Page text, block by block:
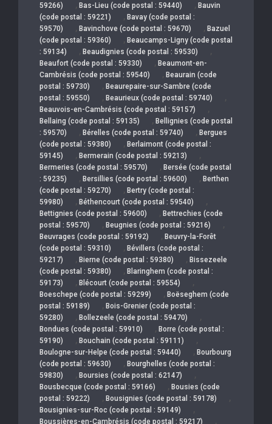
59266)
, Bas-Lieu (code postal : 59440) , Bauvin
(code postal : 59221)
, Bavay (code postal :
59570)
, Bavinchove (code postal : 59670) , Bazuel
(code postal : 59360)
, Beaucamps-Ligny (code postal
: 59134)
, Beaudignies (code postal : 59530) ,
Beaufort (code postal : 59330) , Beaumont-en-
Cambrésis (code postal : 59540)
, Beaurain (code
postal : 59730)
, Beaurepaire-sur-Sambre (code
postal : 59550)
, Beaurieux (code postal : 59740) ,
Beauvois-en-Cambrésis (code postal : 59157) ,
Bellaing (code postal : 59135) , Bellignies (code postal
: 59570)
, Bérelles (code postal : 59740) , Bergues
(code postal : 59380)
, Berlaimont (code postal :
59145)
, Bermerain (code postal : 59213) ,
Bermeries (code postal : 59570) , Bersée (code postal
: 59235)
, Bersillies (code postal : 59600) , Berthen
(code postal : 59270)
, Bertry (code postal :
59980)
, Béthencourt (code postal : 59540) ,
Bettignies (code postal : 59600) , Bettrechies (code
postal : 59570)
, Beugnies (code postal : 59216) ,
Beuvrages (code postal : 59192) , Beuvry-la-Forêt
(code postal : 59310)
, Bévillers (code postal :
59217)
, Bierne (code postal : 59380) , Bissezeele
(code postal : 59380)
, Blaringhem (code postal :
59173)
, Blécourt (code postal : 59554) ,
Boeschepe (code postal : 59299) , Boëseghem (code
postal : 59189)
, Bois-Grenier (code postal :
59280)
, Bollezeele (code postal : 59470) ,
Bondues (code postal : 59910) , Borre (code postal :
59190)
, Bouchain (code postal : 59111) ,
Boulogne-sur-Helpe (code postal : 59440) , Bourbourg
(code postal : 59630)
, Bourghelles (code postal :
59830)
, Boursies (code postal : 62147) ,
Bousbecque (code postal : 59166) , Bousies (code
postal : 59222)
, Bousignies (code postal : 59178) ,
Bousignies-sur-Roc (code postal : 59149) ,
Boussières-en-Cambrésis (code postal : 59217) ,